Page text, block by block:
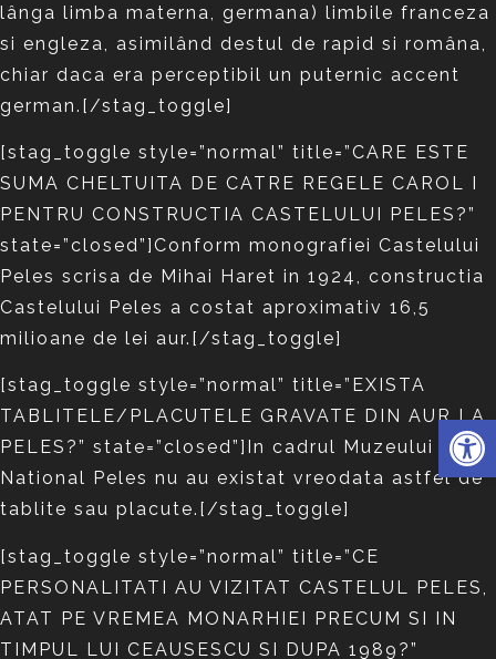
lânga limba materna, germana) limbile franceza
si engleza, asimilând destul de rapid si româna,
chiar daca era perceptibil un puternic accent
german.[/stag_toggle]
[stag_toggle style=”normal” title=”CARE ESTE
SUMA CHELTUITA DE CATRE REGELE CAROL I
PENTRU CONSTRUCTIA CASTELULUI PELES?”
state=”closed”]Conform monografiei Castelului
Peles scrisa de Mihai Haret in 1924, constructia
Castelului Peles a costat aproximativ 16,5
milioane de lei aur.[/stag_toggle]
[stag_toggle style=”normal” title=”EXISTA
TABLITELE/PLACUTELE GRAVATE DIN AUR LA
PELES?” state=”closed”]In cadrul Muzeului
National Peles nu au existat vreodata astfel de
tablite sau placute.[/stag_toggle]
[stag_toggle style=”normal” title=”CE
PERSONALITATI AU VIZITAT CASTELUL PELES,
ATAT PE VREMEA MONARHIEI PRECUM SI IN
TIMPUL LUI CEAUSESCU SI DUPA 1989?”